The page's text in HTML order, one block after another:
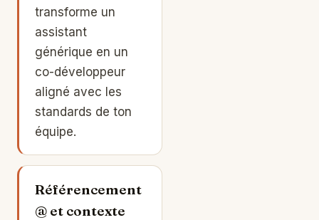
transforme un
assistant
générique en un
co-développeur
aligné avec les
standards de ton
équipe.
Référencement
@ et contexte